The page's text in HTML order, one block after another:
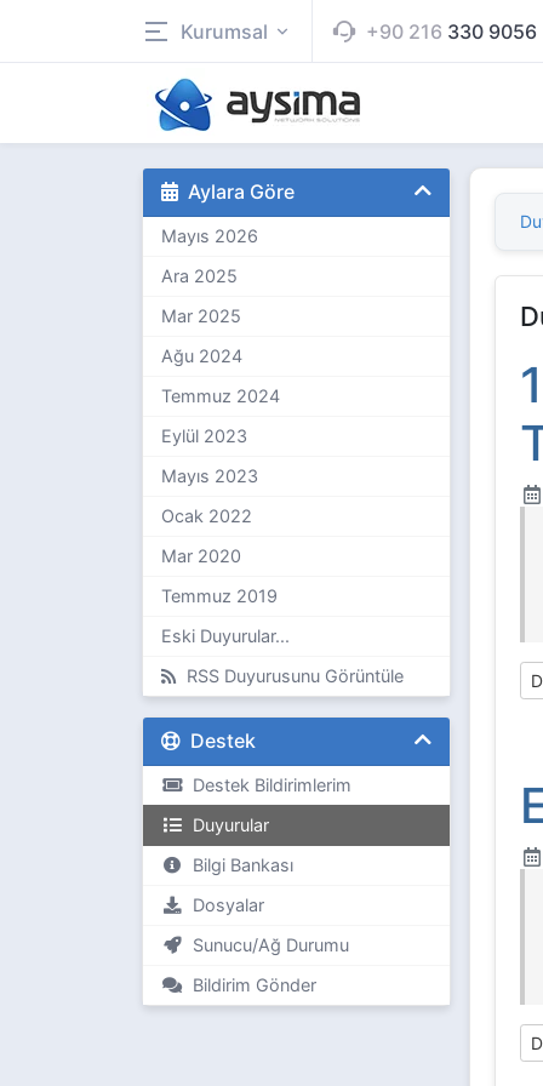
Kurumsal +90 216 330 9056
Aylara Göre
Mayıs 2026
Ara 2025
Mar 2025
Ağu 2024
Temmuz 2024
Eylül 2023
Mayıs 2023
Ocak 2022
Mar 2020
Temmuz 2019
Eski Duyurular...
RSS Duyurusunu Görüntüle
Destek
Destek Bildirimlerim
Duyurular
Bilgi Bankası
Dosyalar
Sunucu/Ağ Durumu
Bildirim Gönder